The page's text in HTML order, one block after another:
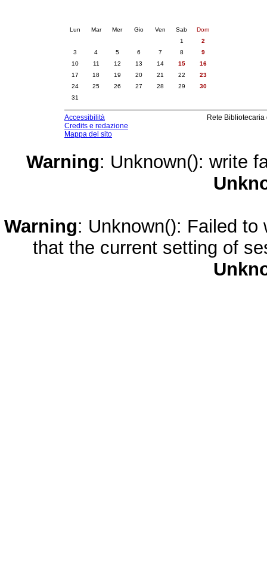
Lun Mar Mer Gio Ven Sab
Dom
1
2
3
4 5 6 7 8
9
10
11 12 13 14 15
16
17
18 19 20 21 22
23
24
25 26 27 28 29
30
31
Accessibilità
Credits e redazione
Mappa del sito
Rete
Warning: Unknown(): write
Warning: Unknown(): Failed
that the current setting of